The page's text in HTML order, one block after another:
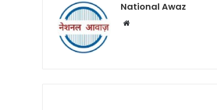
National Awaz
i